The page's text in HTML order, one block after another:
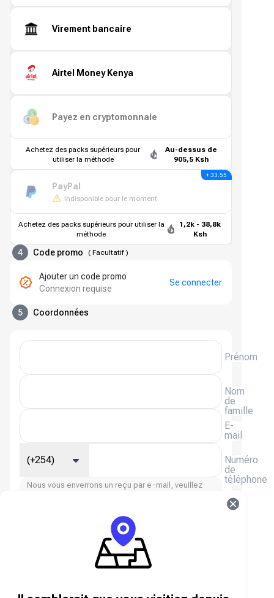
Virement bancaire
Airtel Money Kenya
Payez en cryptomonnaie
Achetez des packs supérieurs pour
utiliser la méthode
Au-dessus de
905,5 Ksh
PayPal
Indisponible pour le moment
+ 33.55
Achetez des packs supérieurs pour utiliser la
méthode
1,2k - 38,8k
Ksh
4 Code promo ( Facultatif)
Ajouter un code promo
Connexion requise
Se connecter
5 Coordonnées
Prénom
Nom
de
famille
E-
mail
Numéro
de
téléphone
(+254)
Nous vous enverrons un reçu par e-mail, veuillez
FAQ Asphalt Legends Unite